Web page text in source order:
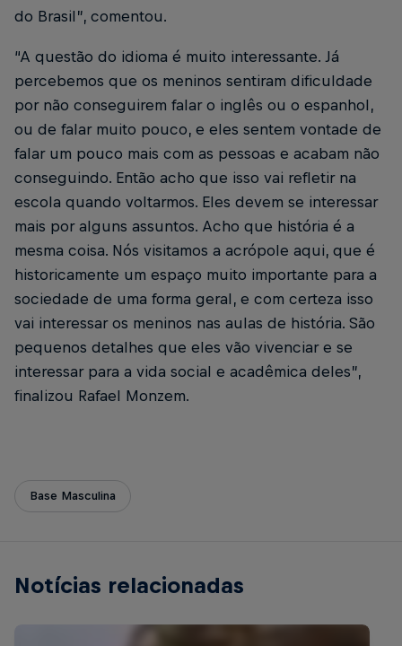
do Brasil”, comentou.
“A questão do idioma é muito interessante. Já
percebemos que os meninos sentiram dificuldade
por não conseguirem falar o inglês ou o espanhol,
ou de falar muito pouco, e eles sentem vontade de
falar um pouco mais com as pessoas e acabam não
conseguindo. Então acho que isso vai refletir na
escola quando voltarmos. Eles devem se interessar
mais por alguns assuntos. Acho que história é a
mesma coisa. Nós visitamos a acrópole aqui, que é
historicamente um espaço muito importante para a
sociedade de uma forma geral, e com certeza isso
vai interessar os meninos nas aulas de história. São
pequenos detalhes que eles vão vivenciar e se
interessar para a vida social e acadêmica deles”,
finalizou Rafael Monzem.
Base Masculina
Notícias relacionadas